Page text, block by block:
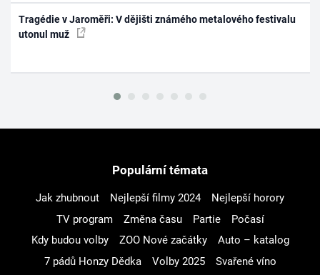
Tragédie v Jaroměři: V dějišti známého metalového festivalu
utonul muž
Populární témata
Jak zhubnout Nejlepší filmy 2024
Nejlepší horory
TV program
Změna času Partie
Počasí
Kdy budou volby
ZOO Nové začátky
Auto – katalog
7 pádů Honzy Dědka
Volby 2025
Svařené víno